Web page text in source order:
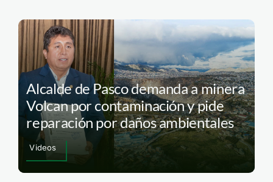
Alcalde de Pasco demanda a minera
Volcan por contaminación y pide
reparación por daños ambientales
Videos